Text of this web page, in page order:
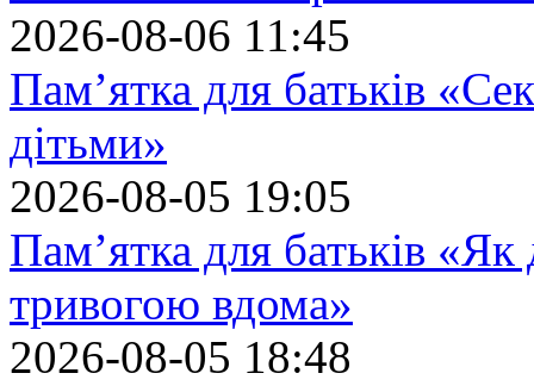
2026-08-06 11:45
Пам’ятка для батьків
дітьми»
2026-08-05 19:05
Пам’ятка для батьків
тривогою вдома»
2026-08-05 18:48